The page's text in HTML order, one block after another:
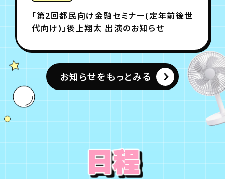
「第2回都民向け金融セミナー(定年前後世
代向け)｣後上翔太 出演のお知らせ
お知らせをもっとみる
日程